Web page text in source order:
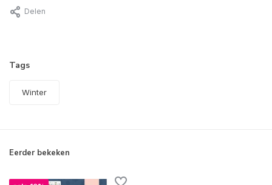
Delen
Tags
Winter
Eerder bekeken